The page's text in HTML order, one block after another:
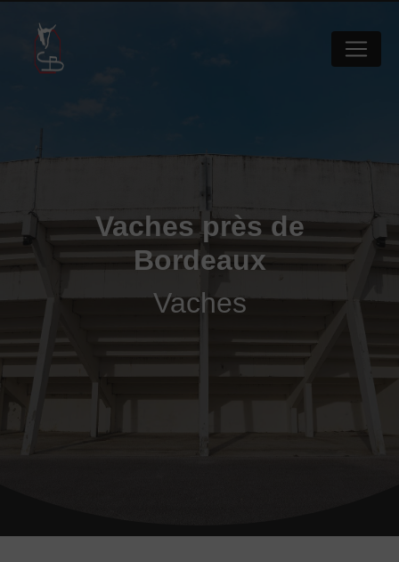
Vaches près de
Bordeaux
Vaches